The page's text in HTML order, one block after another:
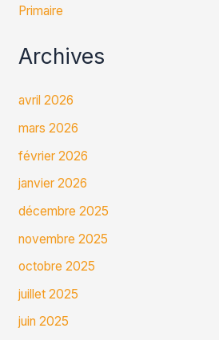
Primaire
Archives
avril 2026
mars 2026
février 2026
janvier 2026
décembre 2025
novembre 2025
octobre 2025
juillet 2025
juin 2025